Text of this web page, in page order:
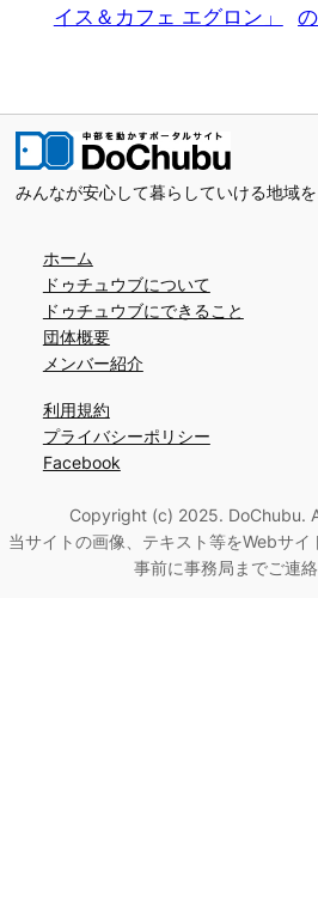
イス＆カフェ エグロン」
みんなが安心して暮らしていける地域を
ホーム
ドゥチュウブについて
ドゥチュウブにできること
団体概要
メンバー紹介
利用規約
プライバシーポリシー
Facebook
Copyright (c) 2025. DoChubu.
当サイトの画像、テキスト等をWebサイ
事前に事務局までご連絡